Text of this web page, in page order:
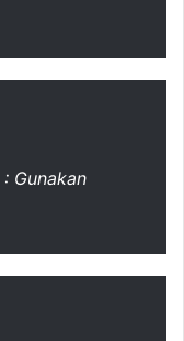
: Gunakan